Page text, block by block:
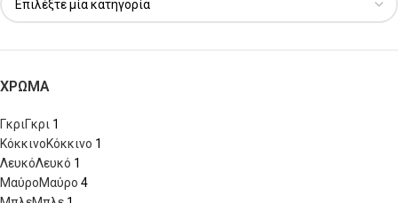
ΧΡΩΜΑ
ΓκριΓκρι 1
ΚόκκινοΚόκκινο 1
ΛευκόΛευκό 1
ΜαύροΜαύρο 4